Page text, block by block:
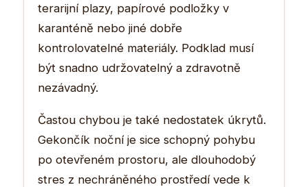
terarijní plazy, papírové podložky v
karanténě nebo jiné dobře
kontrolovatelné materiály. Podklad musí
být snadno udržovatelný a zdravotně
nezávadný.
Častou chybou je také nedostatek úkrytů.
Gekončík noční je sice schopný pohybu
po otevřeném prostoru, ale dlouhodobý
stres z nechráněného prostředí vede k